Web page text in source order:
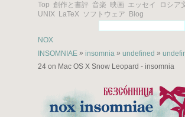
Top 創作と書評 音楽 映画 エッセイ ロシア
UNIX LaTeX ソフトウェア Blog
NOX
INSOMNIAE » insomnia » undefined »
24 on Mac OS X Snow Leopard - insomnia